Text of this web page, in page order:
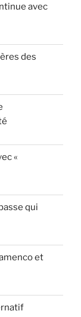
avec
des
«
qui
et